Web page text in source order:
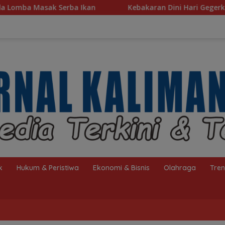
Kebakaran Dini Hari Gegerkan Warga Kelayan B, Dua
Hukum & Peristiwa Ekonomi & Bisnis Olahraga